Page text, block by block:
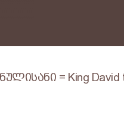
= King David